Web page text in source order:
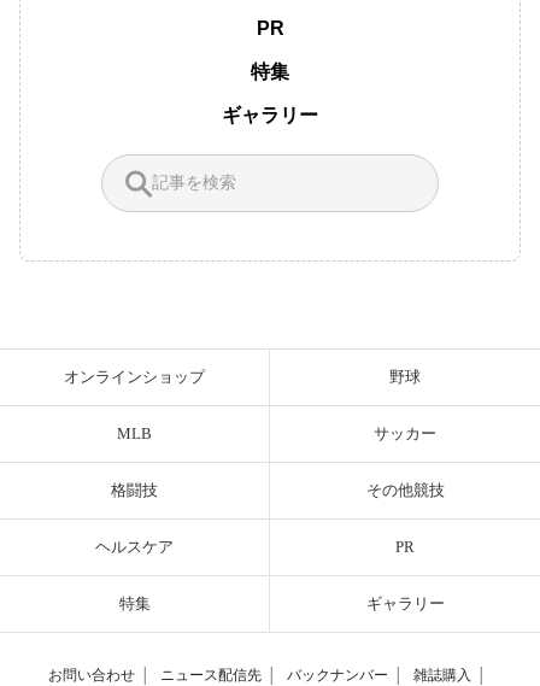
PR
特集
ギャラリー
オンラインショップ 野球
MLB サッカー
格闘技 その他競技
ヘルスケア PR
特集 ギャラリー
お問い合わせ ニュース配信先 バックナンバー 雑誌購入